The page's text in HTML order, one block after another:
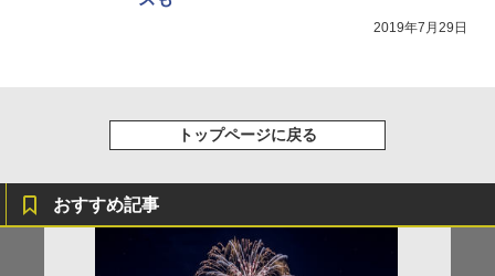
2019年7月29日
トップページに戻る
おすすめ記事